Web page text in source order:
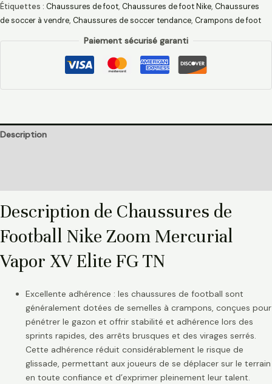
Étiquettes : Chaussures de foot, Chaussures de foot Nike, Chaussures
de soccer à vendre, Chaussures de soccer tendance, Crampons de foot
Paiement sécurisé garanti
Description
Description de Chaussures de
Football Nike Zoom Mercurial
Vapor XV Elite FG TN
Excellente adhérence : les chaussures de football sont
généralement dotées de semelles à crampons, conçues pour
pénétrer le gazon et offrir stabilité et adhérence lors des
sprints rapides, des arrêts brusques et des virages serrés.
Cette adhérence réduit considérablement le risque de
glissade, permettant aux joueurs de se déplacer sur le terrain
en toute confiance et d’exprimer pleinement leur talent.